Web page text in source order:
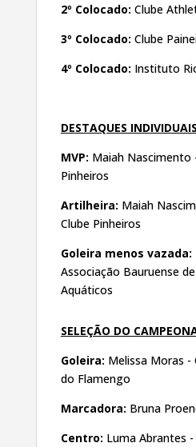
2º Colocado: Clube
3º Colocado: Clube
4º Colocado: Instituto
DESTAQUES INDIVIDUAIS
MVP: Maiah Nascimento
Pinheiros
Artilheira: Maiah
Clube Pinheiros
Goleira menos vazada:
Associação Bauruense
Aquáticos
SELEÇÃO DO
Goleira: Melissa Moras -
do Flamengo
Marcadora: Bruna
Centro: Luma Abrantes